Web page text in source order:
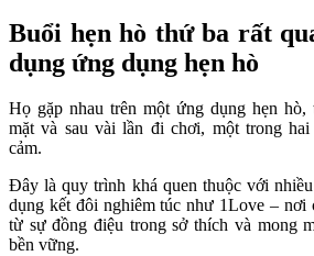
Buổi hẹn hò thứ ba rất
dụng ứng dụng hẹn hò
Họ gặp nhau trên một ứng dụng hẹn
mặt và sau vài lần đi chơi, một trong
cảm.
Đây là quy trình khá quen thuộc với
dụng kết đôi nghiêm túc như 1Love – nơi
từ sự đồng điệu trong sở thích và mong
bền vững.